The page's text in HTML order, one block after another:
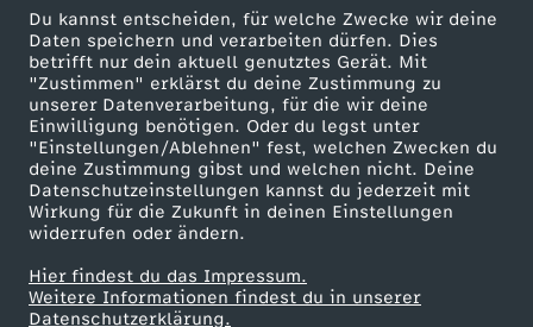
Du kannst entscheiden, für welche Zwecke wir deine
Daten speichern und verarbeiten dürfen. Dies
betrifft nur dein aktuell genutztes Gerät. Mit
"Zustimmen" erklärst du deine Zustimmung zu
unserer Datenverarbeitung, für die wir deine
Einwilligung benötigen. Oder du legst unter
"Einstellungen/Ablehnen" fest, welchen Zwecken du
deine Zustimmung gibst und welchen nicht. Deine
Datenschutzeinstellungen kannst du jederzeit mit
Wirkung für die Zukunft in deinen Einstellungen
widerrufen oder ändern.
Hier findest du das Impressum.
Weitere Informationen findest du in unserer
Datenschutzerklärung.
ZDF goes Schule
Werbefernsehen
Mainzelmännchen
Partner